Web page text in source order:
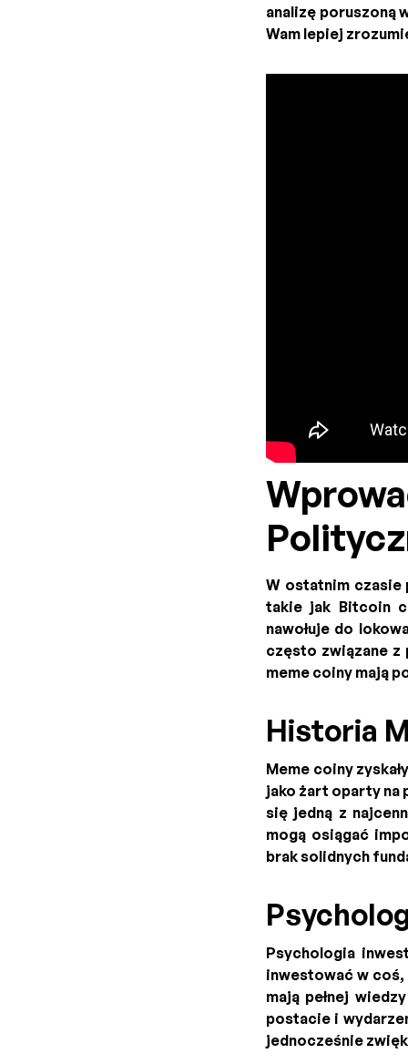
analizę poruszoną
Wam lepiej
W ostatnim czasie
takie jak Bitcoin
nawołuje do
często związane
meme coiny mają
Historia
Meme coiny
jako żart oparty na
się jedną z
mogą osiągać
brak solidnych
Psychologia
inwestować w coś,
mają pełnej
postacie i
jednocześnie